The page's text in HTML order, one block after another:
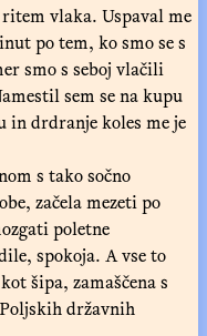
vlaka. Uspaval me
po tem, ko smo se s
smo s seboj vlačili
sem se na kupu
in drdranje koles me je
s tako sočno
začela mezeti po
poletne
spokoja. A vse to
šipa, zamaščena s
državnih